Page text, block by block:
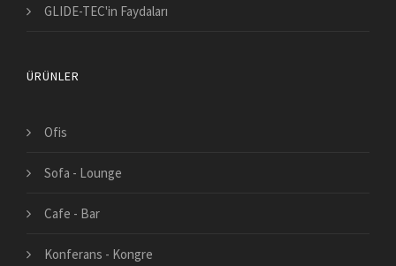
GLIDE-TEC'in Faydaları
ÜRÜNLER
Ofis
Sofa - Lounge
Cafe - Bar
Konferans - Kongre